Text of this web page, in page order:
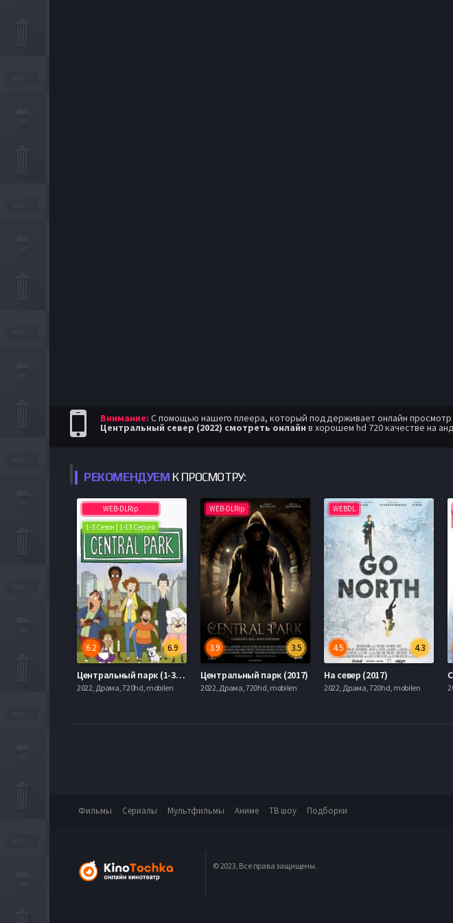
Внимание: С помощью нашего плеера, который поддерживает онлайн просмотр
Центральный север (2022) смотреть онлайн в хорошем hd 720 качестве на
РЕКОМЕНДУЕМ К ПРОСМОТРУ:
WEB-DLRip
1-3 Сезон | 1-13 Серия
6.9
6.2
Центральный парк (1-3 Сезон)
2022, Драма, 720hd, mobilen
WEB-DLRip
3.5
3.9
Центральный парк (2017)
2022, Драма, 720hd, mobilen
WEBDL
4.3
4.5
На север (2017)
2022, Драма, 720hd, mobilen
Фильмы Сериалы Мультфильмы Аниме ТВ шоу Подборки
© 2023, Все права защищены.